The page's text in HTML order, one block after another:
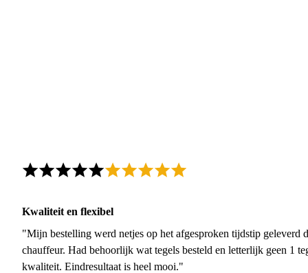
Kwaliteit en flexibel
"Mijn bestelling werd netjes op het afgesproken tijdstip geleverd
chauffeur. Had behoorlijk wat tegels besteld en letterlijk geen 1
kwaliteit. Eindresultaat is heel mooi."